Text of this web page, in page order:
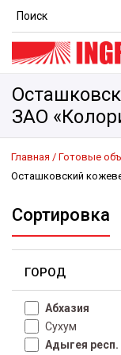
Поиск
ЗАО
Главная Готовые
Осташковский
Сортировка
ГОРОД
Абхазия
Сухум
Адыгея респ.